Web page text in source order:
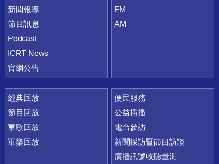
新聞報導
節目訊息
Podcast
ICRT News
官網公告
FM
AM
經典回放
節目回放
軍歌回放
軍樂回放
便民服務
公益插播
電台參訪
新聞採訪暨節目訪談
廣播訊號收聽量測